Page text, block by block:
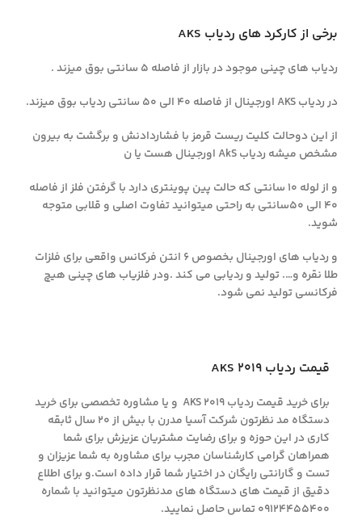
برخی از کارکرد های ردیاب AKS
ردیاب های چینی موجود در بازار از فاصله ۵ سانتی بوق میزند .
در ردیاب AKS اورجینال از فاصله ۴۰ الی ۵۰ سانتی ردیاب بوق میزند.
از این دوحالت کلیت ریست قرمز با فشاردادنش و برگشت به بیرون
مشخص میشه ردیاب AkS اورجینال هست یا ن
و از لوله ۱۰ سانتی که حالت پین پوینتری دارد با گرفتن فلز از فاصله
۴۰ الی ۵۰سانتی به راحتی میتوانید تفاوت اصلی و قلابی متوجه
شوید.
و ردیاب های اورجینال بخصوص ۶ انتن فرکانس واقعی برای فلزات
طلا نقره و…. تولید و ردیابی می کند .ودر فلزیاب های چینی هیچ
فرکانسی تولید نمی شود.
قیمت ردیاب AKS 2019
برای خرید قیمت ردیاب AKS 2019 و یا مشاوره تخصصی برای خرید
دستگاه مد نظرتون شرکت آسیا مدرن با بیش از 20 سال ثابقه
کاری در این حوزه و برای رضایت مشتریان عزیزش برای شما
همراهان گرامی کارشناسان مجرب برای مشاوره به شما عزیزان و
تست و گارانتی رایگان در اختیار شما قرار داده است.و برای اطلاع
دقیق از قیمت های دستگاه های مدنظرتون میتوانید با شماره
09124455400 تماس حاصل نمایید.